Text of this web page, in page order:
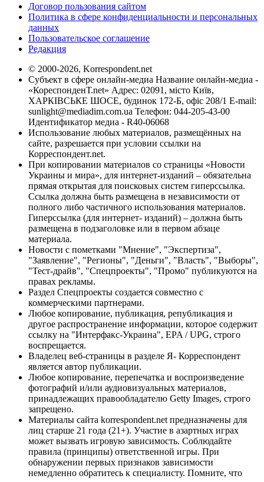
Договор пользования сайтом
Политика в сфере конфиденциальности и персональных
данных
Пользовательское соглашение
Редакция
© 2000-2026, Korrespondent.net
Субъект в сфере онлайн-медиа Название онлайн-медиа -
«КореспонденТ.net» Адрес: 02091, місто Київ,
ХАРКІВСЬКЕ ШОСЕ, будинок 172-Б, офіс 208/1 E-mail:
sunlight@mediadim.com.ua Телефон: 044-205-43-00
Идентификатор медиа - R40-06068
Использование любых материалов, размещённых на
сайте, разрешается при условии ссылки на
Корреспондент.net.
При копировании материалов со страницы «Новости
Украины и мира», для интернет-изданий – обязательна
прямая открытая для поисковых систем гиперссылка.
Ссылка должна быть размещена в независимости от
полного либо частичного использования материалов.
Гиперссылка (для интернет- изданий) – должна быть
размещена в подзаголовке или в первом абзаце
материала.
Новости с пометками "Мнение", "Экспертиза",
"Заявление", "Регионы", "Деньги", "Власть", "Выборы",
"Тест-драйв", "Спецпроекты", "Промо" публикуются на
правах рекламы.
Раздел Спецпроекты создается совместно с
коммерческими партнерами.
Любое копирование, публикация, републикация и
другое распространение информации, которое содержит
ссылку на "Интерфакс-Украина", EPA / UPG, строго
воспрещается.
Владелец веб-страницы в разделе Я- Корреспондент
является автор публикации.
Любое копирование, перепечатка и воспроизведение
фотографий и/или аудиовизуальных материалов,
принадлежащих правообладателю Getty Images, строго
запрещено.
Материалы сайта korrespondent.net предназначены для
лиц старше 21 года (21+). Участие в азартных играх
может вызвать игровую зависимость. Соблюдайте
правила (принципы) ответственной игры. При
обнаружении первых признаков зависимости
немедленно обратитесь к специалисту. Помните, что